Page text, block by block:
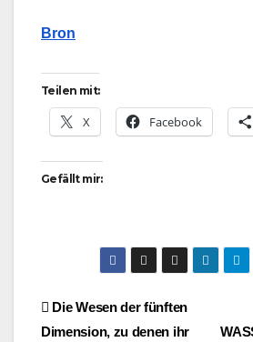
Bron
Teilen mit:
X Facebook
Gefällt mir:
Die Wesen der fünften
Dimension, zu denen ihr